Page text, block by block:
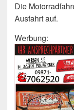
Die
Ausfahrt auf.
Werbung: